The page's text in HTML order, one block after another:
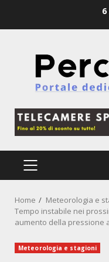
PRIMARY
Home
Meteorologia e
Tempo instabile nei
aumento della pressione
Meteorologia e stagioni